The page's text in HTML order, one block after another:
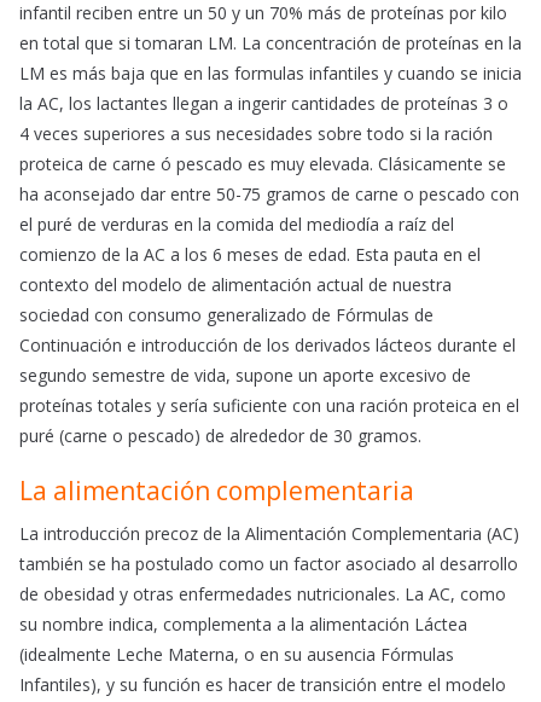
infantil reciben entre un 50 y un 70% más de proteínas por kilo
en total que si tomaran LM. La concentración de proteínas en la
LM es más baja que en las formulas infantiles y cuando se inicia
la AC, los lactantes llegan a ingerir cantidades de proteínas 3 o
4 veces superiores a sus necesidades sobre todo si la ración
proteica de carne ó pescado es muy elevada. Clásicamente se
ha aconsejado dar entre 50-75 gramos de carne o pescado con
el puré de verduras en la comida del mediodía a raíz del
comienzo de la AC a los 6 meses de edad. Esta pauta en el
contexto del modelo de alimentación actual de nuestra
sociedad con consumo generalizado de Fórmulas de
Continuación e introducción de los derivados lácteos durante el
segundo semestre de vida, supone un aporte excesivo de
proteínas totales y sería suficiente con una ración proteica en el
puré (carne o pescado) de alrededor de 30 gramos.
La alimentación complementaria
La introducción precoz de la Alimentación Complementaria (AC)
también se ha postulado como un factor asociado al desarrollo
de obesidad y otras enfermedades nutricionales. La AC, como
su nombre indica, complementa a la alimentación Láctea
(idealmente Leche Materna, o en su ausencia Fórmulas
Infantiles), y su función es hacer de transición entre el modelo